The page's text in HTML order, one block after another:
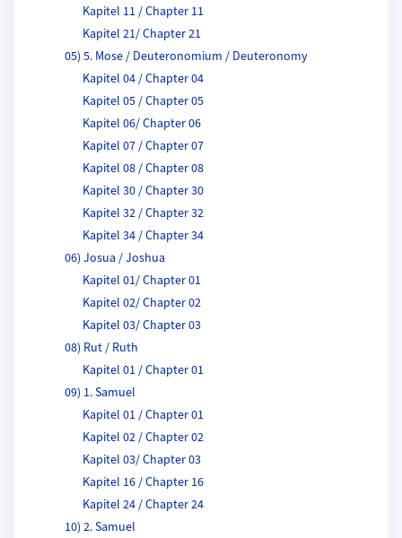
Kapitel 11 / Chapter 11
Kapitel 21/ Chapter 21
05) 5. Mose / Deuteronomium / Deuteronomy
Kapitel 04 / Chapter 04
Kapitel 05 / Chapter 05
Kapitel 06/ Chapter 06
Kapitel 07 / Chapter 07
Kapitel 08 / Chapter 08
Kapitel 30 / Chapter 30
Kapitel 32 / Chapter 32
Kapitel 34 / Chapter 34
06) Josua / Joshua
Kapitel 01/ Chapter 01
Kapitel 02/ Chapter 02
Kapitel 03/ Chapter 03
08) Rut / Ruth
Kapitel 01 / Chapter 01
09) 1. Samuel
Kapitel 01 / Chapter 01
Kapitel 02 / Chapter 02
Kapitel 03/ Chapter 03
Kapitel 16 / Chapter 16
Kapitel 24 / Chapter 24
10) 2. Samuel